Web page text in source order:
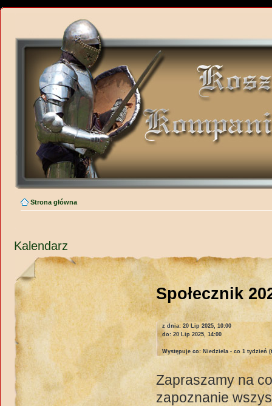
Strona główna
Kalendarz
Społecznik
z dnia: 20 Lip 2025, 10:00
do: 20 Lip 2025, 14:00
Występuje co: Niedziela - co 1 tydzień
Zapraszamy na
zapoznanie